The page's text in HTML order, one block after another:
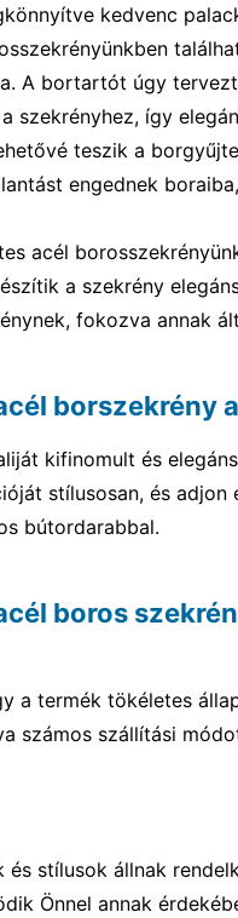
kedvenc
A bortartót úgy
szekrényhez, így
teszik a
engednek
acél
a szekrény
fokozva annak
borszekrény
kifinomult és
stílusosan, és
bútordarabbal.
boros
a termék tökéletes
számos szállítási
és stílusok állnak
Önnel annak